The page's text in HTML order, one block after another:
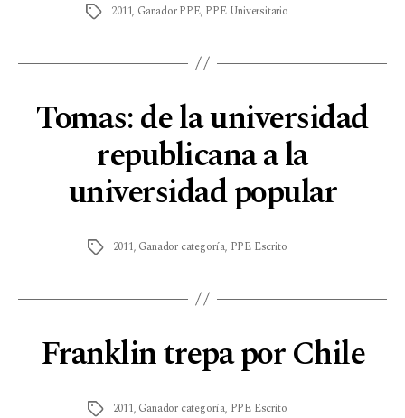
2011, Ganador PPE, PPE Universitario
Tomas: de la universidad
republicana a la
universidad popular
2011, Ganador categoría, PPE Escrito
Franklin trepa por Chile
2011, Ganador categoría, PPE Escrito